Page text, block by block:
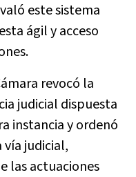
este sistema
ágil y acceso
revocó la
judicial dispuesta
instancia y ordenó
judicial,
las actuaciones